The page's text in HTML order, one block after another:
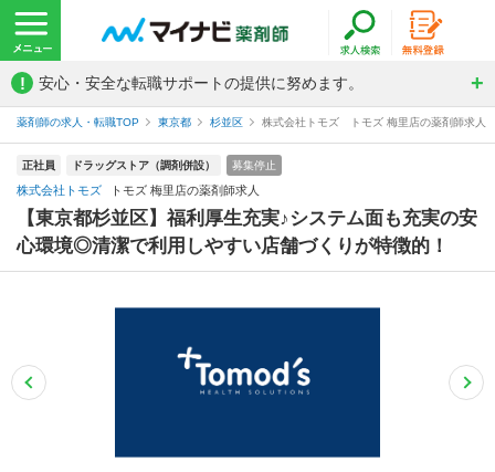
! 安心・安全な転職サポートの提供に努めます。
薬剤師の求人・転職TOP 東京都 杉並区 株式会社トモズ トモズ 梅里店の薬剤師求人
正社員 ドラッグストア（調剤併設） 募集停止
株式会社トモズ トモズ 梅里店の薬剤師求人
【東京都杉並区】福利厚生充実♪システム面も充実の安
心環境◎清潔で利用しやすい店舗づくりが特徴的！